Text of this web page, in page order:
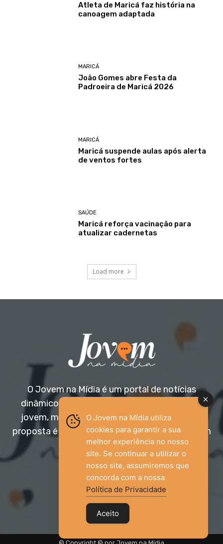
Atleta de Maricá faz história na
canoagem adaptada
MARICÁ
João Gomes abre Festa da
Padroeira de Maricá 2026
MARICÁ
Maricá suspende aulas após alerta
de ventos fortes
SAÚDE
Maricá reforça vacinação para
atualizar cadernetas
Load more
O Jovem na Mídia é um portal de notícias
dinâmico e acessível, voltado para o público
jovem, mas aberto a todas as idades. Nossa
proposta é trazer informação relevante com um
olhar diferenciado.
Entre em contato:
jovemnamidia2017@gmail.com
O Jovem na Mídia utiliza
cookies para garantir a sua
melhor experiência no nosso
site. Se continuar a utilizar o
nosso site, assumiremos que
concorda com a nossa
Política de Privacidade.
Aceito